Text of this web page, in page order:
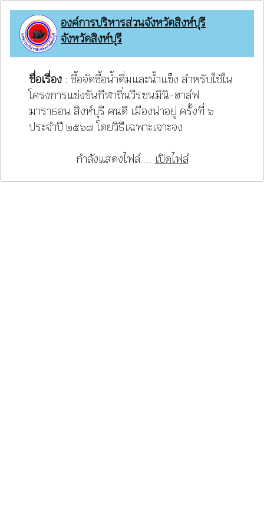
องค์การบริหารส่วนจังหวัดสิงห์บุรี
จังหวัดสิงห์บุรี
ชื่อเรื่อง : ซื้อจัดซื้อน้ำดื่มและน้ำแข็ง สำหรับใช้ใน
โครงการแข่งขันกีฬาถิ่นวีรชนมินิ-ฮาล์ฟ
มาราธอน สิงห์บุรี คนดี เมืองน่าอยู่ ครั้งที่ ๖
ประจำปี ๒๕๖๗ โดยวิธีเฉพาะเจาะจง
กำลังแสดงไฟล์.... เปิดไฟล์